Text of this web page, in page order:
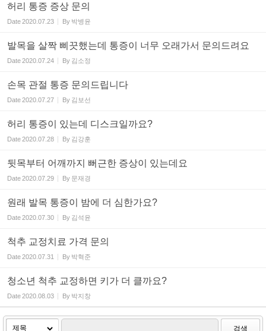
허리 통증 증상 문의
Date2020.07.23 By 박병윤
발목을 살짝 삐끗했는데 통증이 너무 오래가서 문의드려요
Date2020.07.24 By 김소정
손목 관절 통증 문의드립니다
Date2020.07.27 By 김보선
허리 통증이 있는데 디스크일까요?
Date2020.07.28 By 김강훈
뒷목부터 어깨까지 뻐근한 증상이 있는데요
Date2020.07.29 By 문재경
원래 발목 통증이 밤에 더 심한가요?
Date2020.07.30 By 김석윤
척추 교정치료 가격 문의
Date2020.07.31 By 박혁준
청소년 척추 교정하면 키가 더 클까요?
Date2020.08.03 By 박지창
검색